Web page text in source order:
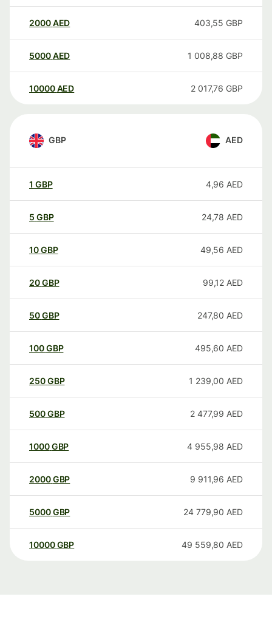
2000AED 403,55 GBP
5000AED 1 008,88 GBP
10000 AED 2 017,76 GBP
GBP AED
1 GBP 4,96 AED
5 GBP 24,78 AED
10GBP 49,56 AED
20GBP 99,12 AED
50GBP 247,80 AED
100GBP 495,60 AED
250GBP 1 239,00 AED
500GBP 2 477,99 AED
1000GBP 4 955,98 AED
2000GBP 9 911,96 AED
5000GBP 24 779,90 AED
10000 GBP 49 559,80 AED